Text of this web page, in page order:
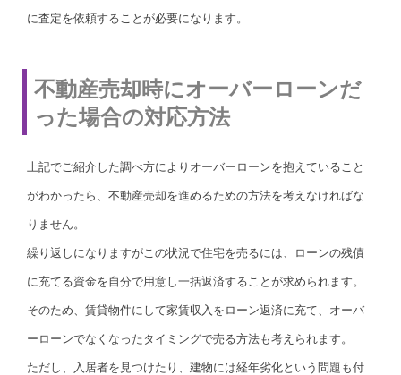
に査定を依頼することが必要になります。
不動産売却時にオーバーローンだ
った場合の対応方法
上記でご紹介した調べ方によりオーバーローンを抱えていること
がわかったら、不動産売却を進めるための方法を考えなければな
りません。
繰り返しになりますがこの状況で住宅を売るには、ローンの残債
に充てる資金を自分で用意し一括返済することが求められます。
そのため、賃貸物件にして家賃収入をローン返済に充て、オーバ
ーローンでなくなったタイミングで売る方法も考えられます。
ただし、入居者を見つけたり、建物には経年劣化という問題も付